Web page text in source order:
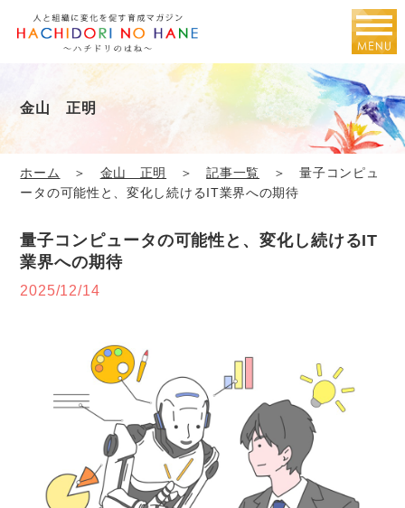
金山 正明
ホーム ＞ 金山 正明 ＞記事一覧 ＞ 量子コンピュ
ータの可能性と、変化し続けるIT業界への期待
量子コンピュータの可能性と、変化し続けるIT
業界への期待
2025/12/14